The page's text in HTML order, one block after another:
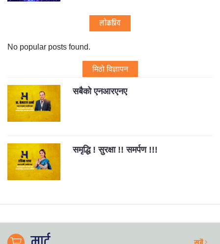
लोकप्रिय
No popular posts found.
मिठो विज्ञापन
सबैको एनआरएनए
समृद्धि ! सुरक्षा !! समर्पण !!!